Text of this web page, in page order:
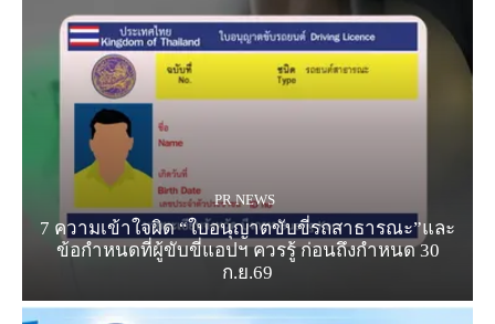
PR NEWS
7 ความเข้าใจผิด “ใบอนุญาตขับขี่รถสาธารณะ”และ
ข้อกำหนดที่ผู้ขับขี่แอปฯ ควรรู้ ก่อนถึงกำหนด 30
ก.ย.69